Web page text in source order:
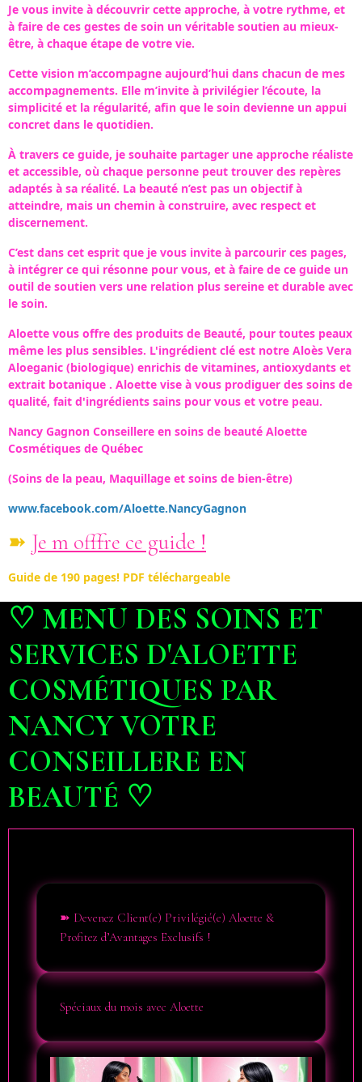
Je vous invite à découvrir cette approche, à votre rythme, et
à faire de ces gestes de soin un véritable soutien au mieux-
être, à chaque étape de votre vie.
Cette vision m’accompagne aujourd’hui dans chacun de mes
accompagnements. Elle m’invite à privilégier l’écoute, la
simplicité et la régularité, afin que le soin devienne un appui
concret dans le quotidien.
À travers ce guide, je souhaite partager une approche réaliste
et accessible, où chaque personne peut trouver des repères
adaptés à sa réalité. La beauté n’est pas un objectif à
atteindre, mais un chemin à construire, avec respect et
discernement.
C’est dans cet esprit que je vous invite à parcourir ces pages,
à intégrer ce qui résonne pour vous, et à faire de ce guide un
outil de soutien vers une relation plus sereine et durable avec
le soin.
Aloette vous offre des produits de Beauté, pour toutes peaux
même les plus sensibles. L'ingrédient clé est notre Aloès Vera
Aloeganic (biologique) enrichis de vitamines, antioxydants et
extrait botanique . Aloette vise à vous prodiguer des soins de
qualité, fait d'ingrédients sains pour vous et votre peau.
Nancy Gagnon Conseillere en soins de beauté Aloette
Cosmétiques de Québec
(Soins de la peau, Maquillage et soins de bien-être)
www.facebook.com/Aloette.NancyGagnon
➽ Je m offfre ce guide !
Guide de 190 pages! PDF téléchargeable
♡ MENU DES SOINS ET
SERVICES D'ALOETTE
COSMÉTIQUES PAR
NANCY VOTRE
CONSEILLERE EN
BEAUTÉ ♡
➽ Devenez Client(e) Privilégié(e) Aloette &
Profitez d’Avantages Exclusifs !
Spéciaux du mois avec Aloette